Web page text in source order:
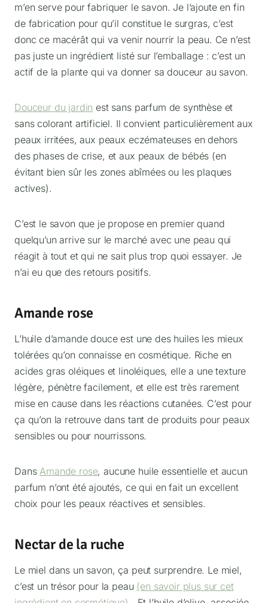
m’en serve pour fabriquer le savon. Je l’ajoute en fin
de fabrication pour qu’il constitue le surgras, c’est
donc ce macérât qui va venir nourrir la peau. Ce n’est
pas juste un ingrédient listé sur l’emballage : c’est un
actif de la plante qui va donner sa douceur au savon.
Douceur du jardin est sans parfum de synthèse et
sans colorant artificiel. Il convient particulièrement aux
peaux irritées, aux peaux eczémateuses en dehors
des phases de crise, et aux peaux de bébés (en
évitant bien sûr les zones abîmées ou les plaques
actives).
C’est le savon que je propose en premier quand
quelqu’un arrive sur le marché avec une peau qui
réagit à tout et qui ne sait plus trop quoi essayer. Je
n’ai eu que des retours positifs.
Amande rose
L’huile d’amande douce est une des huiles les mieux
tolérées qu’on connaisse en cosmétique. Riche en
acides gras oléiques et linoléiques, elle a une texture
légère, pénètre facilement, et elle est très rarement
mise en cause dans les réactions cutanées. C’est pour
ça qu’on la retrouve dans tant de produits pour peaux
sensibles ou pour nourrissons.
DansAmande rose, aucune huile essentielle et aucun
parfum n’ont été ajoutés, ce qui en fait un excellent
choix pour les peaux réactives et sensibles.
Nectar de la ruche
Le miel dans un savon, ça peut surprendre. Le miel,
c’est un trésor pour la peau (en savoir plus sur cet